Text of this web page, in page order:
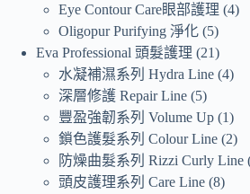
Eye Contour Care眼部護理 4
Oligopur Purifying 淨化 5
Eva Professional 頭髮護理
21
水凝補濕系列 Hydra Line 4
深層修護 Repair Line 5
豐盈強韌系列 Volume Up 1
鎖色護髮系列 Colour Line 2
防燥曲髮系列 Rizzi Curly Line
頭皮護理系列 Care Line 8